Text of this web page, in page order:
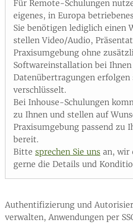
Für Remote-Schulungen
eigenes, in Europa
Sie benötigen lediglich einen
stellen Video/Audio,
Praxisumgebung ohne
Softwareinstallation bei
Datenübertragungen
verschlüsselt.
Bei Inhouse-Schulungen
zu Ihnen und stellen auf
Praxisumgebung passend zu
bereit.
Bitte sprechen Sie uns an, wir
gerne die Details und
Authentifizierung und
verwalten, Anwendungen per